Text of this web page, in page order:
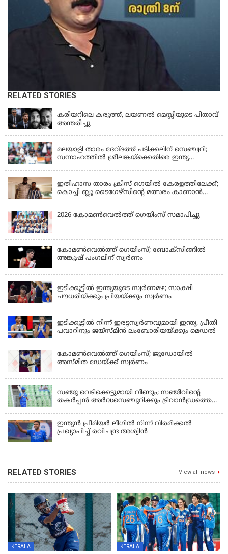
RELATED STORIESLATEST NEWS
കരിയറിലെ കരുത്ത്, ലയണൽ മെസ്സിയുടെ പിതാവ്
അന്തരിച്ചു
മലയാളി താരം ദേവ്ദത്ത് പടിക്കലിന് സെഞ്ച്വറി;
സന്നാഹത്തില്‍ ശ്രീലങ്കയ്‌ക്കെതിരെ ഇന്ത്യ
ഇതിഹാസ താരം ക്രിസ് ഗെയിൽ കേരളത്തിലേക്ക്;
കൊച്ചി ബ്ലൂ ടൈഗേഴ്സിന്റെ മത്സരം കാണാൻ
2026 കോമണ്‍വെല്‍ത്ത് ഗെയിംസ് സമാപിച്ചു
കോമണ്‍വെല്‍ത്ത് ഗെയിംസ്; ബോക്‌സിങ്ങില്‍
അങ്കുഷ് പംഗലിന് സ്വര്‍ണം
ഇടിക്കൂട്ടിൽ ഇന്ത്യയുടെ സ്വർണമഴ; സാക്ഷി
ചൗധരിയ്ക്കും പ്രിയയ്ക്കും സ്വർണം
ഇടിക്കൂട്ടിൽ നിന്ന് ഇരട്ടസ്വർണവുമായി ഇന്ത്യ, പ്രീതി
പവാറിനും ജയ്സ്മിന്‍ ലംബോരിയയ്ക്കും മെഡൽ
കോമണ്‍വെല്‍ത്ത് ഗെയിംസ്; ജൂഡോയിൽ
അസ്മിത ഡേയ്ക്ക് സ്വർണം
സഞ്ജു വെടിക്കെട്ടുമായി വീണ്ടും; സഞ്ജീവിന്‍റെ
തകർപ്പൻ അർദ്ധസെഞ്ചുറിക്കും ട്രിവാൻഡ്രത്തെ
ഇന്ത്യന്‍ പ്രീമിയര്‍ ലീഗില്‍ നിന്ന് വിരമിക്കല്‍
പ്രഖ്യാപിച്ച് രവിചന്ദ്ര അശ്വിന്‍
RELATED STORIES View all news
KERALA KERALA